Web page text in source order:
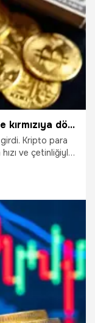
Kripto paralar resmen çakıldı! İbre kırmızıya döndü, Bitcoin, Ethereum, Ripple, Dogecoin ve...
Kripto para
ve çetinliğiyle
da istikrar
olarak kabul
23 bin 381